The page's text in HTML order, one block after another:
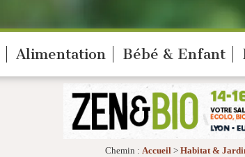
Alimentation Bébé & Enfant
Chemin : Accueil> Habitat &